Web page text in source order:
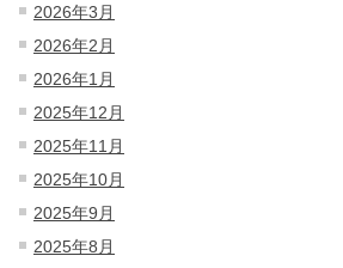
2026年3月
2026年2月
2026年1月
2025年12月
2025年11月
2025年10月
2025年9月
2025年8月